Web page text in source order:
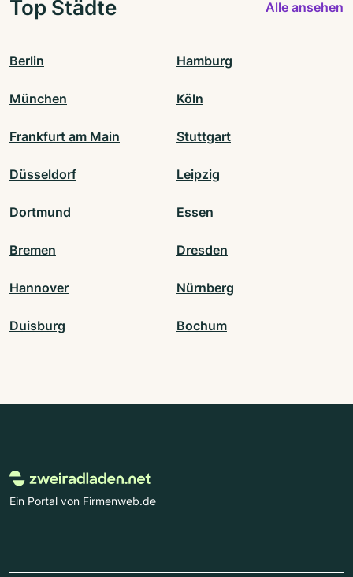
Top Städte Alle ansehen
Berlin Hamburg
München Köln
Frankfurt am Main Stuttgart
Düsseldorf Leipzig
Dortmund Essen
Bremen Dresden
Hannover Nürnberg
Duisburg Bochum
Ein Portal von Firmenweb.de